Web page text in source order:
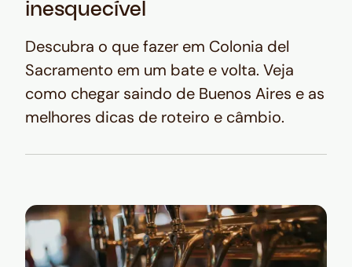
inesquecível
Descubra o que fazer em Colonia del
Sacramento em um bate e volta. Veja
como chegar saindo de Buenos Aires e as
melhores dicas de roteiro e câmbio.